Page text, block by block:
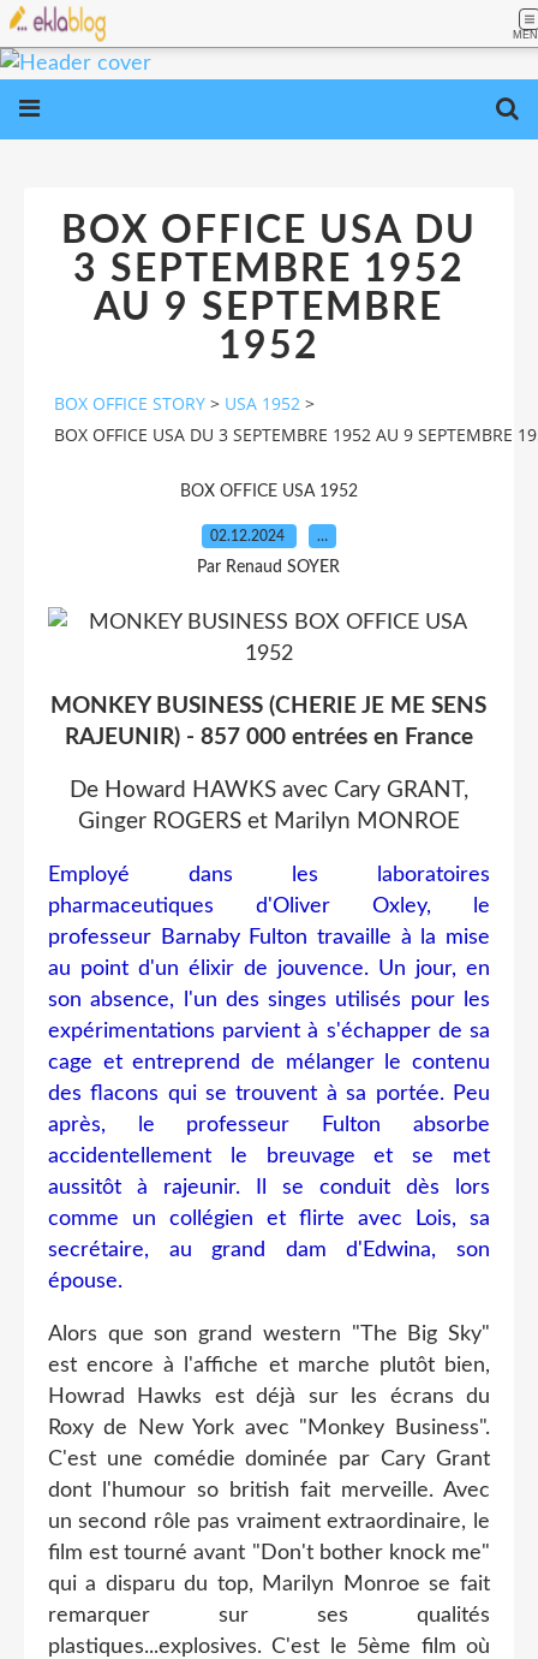
BOX OFFICE USA DU
3 SEPTEMBRE 1952
AU 9 SEPTEMBRE
1952
BOX OFFICE STORY > USA 1952 >
BOX OFFICE USA DU 3 SEPTEMBRE 1952 AU 9 SEPTEMBRE
BOX OFFICE USA 1952
02.12.2024 …
Par Renaud SOYER
MONKEY BUSINESS (CHERIE JE ME SENS
RAJEUNIR) - 857 000 entrées en France
De Howard HAWKS avec Cary GRANT,
Ginger ROGERS et Marilyn MONROE
Employé dans les laboratoires
pharmaceutiques d'Oliver Oxley, le
professeur Barnaby Fulton travaille à la mise
au point d'un élixir de jouvence. Un jour, en
son absence, l'un des singes utilisés pour les
expérimentations parvient à s'échapper de sa
cage et entreprend de mélanger le contenu
des flacons qui se trouvent à sa portée. Peu
après, le professeur Fulton absorbe
accidentellement le breuvage et se met
aussitôt à rajeunir. Il se conduit dès lors
comme un collégien et flirte avec Lois, sa
secrétaire, au grand dam d'Edwina, son
épouse.
Alors que son grand western "The Big Sky"
est encore à l'affiche et marche plutôt bien,
Howrad Hawks est déjà sur les écrans du
Roxy de New York avec "Monkey Business".
C'est une comédie dominée par Cary Grant
dont l'humour so british fait merveille. Avec
un second rôle pas vraiment extraordinaire, le
film est tourné avant "Don't bother knock me"
qui a disparu du top, Marilyn Monroe se fait
remarquer sur ses qualités
plastiques...explosives. C'est le 5ème film où